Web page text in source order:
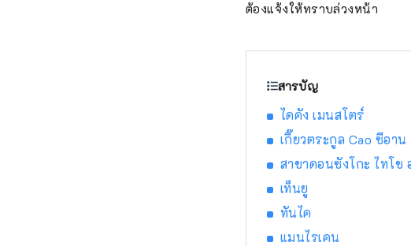
ต้องแจ้งให้ทราบล่วงหน้า
สารบัญ
ไดคัง เมนสโตร์
เกี๊ยวตระกูล Cao ซีอาน
สาขาดอนซังโกะ ไทโช
เท็นยู
ทันไค
แมนไรเคน